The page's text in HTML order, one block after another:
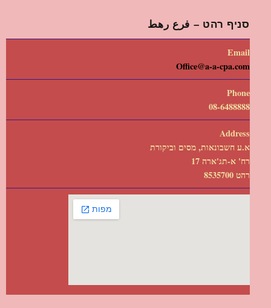
סניף רהט – فرع رهط
Email
Office@a-a-cpa.com
Phone
08-6488888
Address
א.ע חשבונאות, מסים וביקורת
רח' א-תג'ארה 17
רהט 8535700